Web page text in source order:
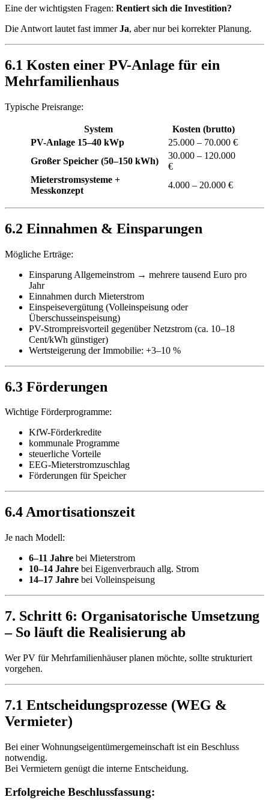
Eine der wichtigsten Fragen: Rentiert sich die Investition?
Die Antwort lautet fast immerJa, aber nur bei korrekter Planung.
6.1 Kosten einer PV-Anlage für ein
Mehrfamilienhaus
Typische Preisrange:
System
Kosten (brutto)
PV-Anlage 15–40 kWp
25.000 – 70.000 €
Großer Speicher (50–150 kWh)
30.000 – 120.000
€
Mieterstromsysteme +
Messkonzept
4.000 – 20.000 €
6.2 Einnahmen & Einsparungen
Mögliche Erträge:
Einsparung Allgemeinstrom → mehrere tausend Euro pro
Jahr
Einnahmen durch Mieterstrom
Einspeisevergütung (Volleinspeisung oder
Überschusseinspeisung)
PV-Strompreisvorteil gegenüber Netzstrom (ca. 10–18
Cent/kWh günstiger)
Wertsteigerung der Immobilie: +3–10 %
6.3 Förderungen
Wichtige Förderprogramme:
KfW-Förderkredite
kommunale Programme
steuerliche Vorteile
EEG-Mieterstromzuschlag
Förderungen für Speicher
6.4 Amortisationszeit
Je nach Modell:
6–11 Jahre bei Mieterstrom
10–14 Jahre bei Eigenverbrauch allg. Strom
14–17 Jahre bei Volleinspeisung
7. Schritt 6: Organisatorische Umsetzung
– So läuft die Realisierung ab
Wer PV für Mehrfamilienhäuser planen möchte, sollte strukturiert
vorgehen.
7.1 Entscheidungsprozesse (WEG &
Vermieter)
Bei einer Wohnungseigentümergemeinschaft ist ein Beschluss
notwendig.
Bei Vermietern genügt die interne Entscheidung.
Erfolgreiche Beschlussfassung: